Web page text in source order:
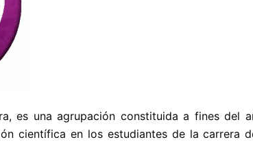
es una agrupación constituida a fines del
científica en los estudiantes de la carrera